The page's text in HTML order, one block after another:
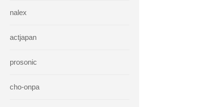
nalex
actjapan
prosonic
cho-onpa